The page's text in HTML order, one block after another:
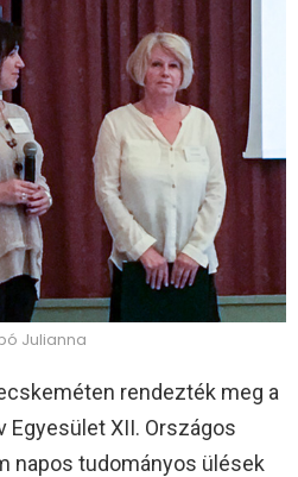
Julianna
rendezték meg a
Egyesület XII. Országos
napos tudományos ülések